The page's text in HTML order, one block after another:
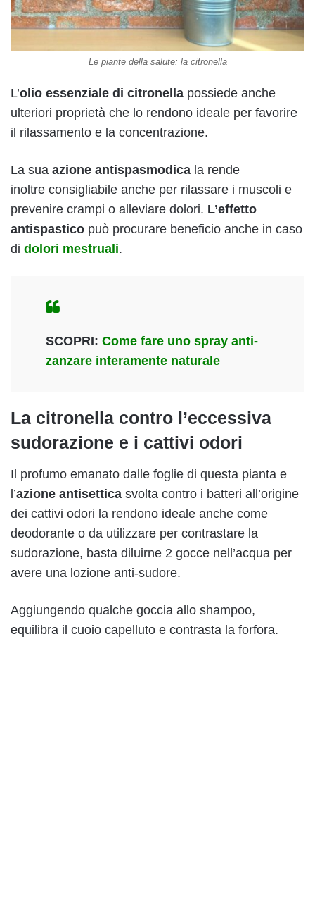
Le piante della salute: la citronella
L’olio essenziale di citronella possiede anche
ulteriori proprietà che lo rendono ideale per favorire
il rilassamento e la concentrazione.
La sua azione antispasmodica la rende
inoltre consigliabile anche per rilassare i muscoli e
prevenire crampi o alleviare dolori. L’effetto
antispastico può procurare beneficio anche in caso
di dolori mestruali.
SCOPRI: Come fare uno spray anti-
zanzare interamente naturale
La citronella contro l’eccessiva
sudorazione e i cattivi odori
Il profumo emanato dalle foglie di questa pianta e
l’azione antisettica svolta contro i batteri all’origine
dei cattivi odori la rendono ideale anche come
deodorante o da utilizzare per contrastare la
sudorazione, basta diluirne 2 gocce nell’acqua per
avere una lozione anti-sudore.
Aggiungendo qualche goccia allo shampoo,
equilibra il cuoio capelluto e contrasta la forfora.